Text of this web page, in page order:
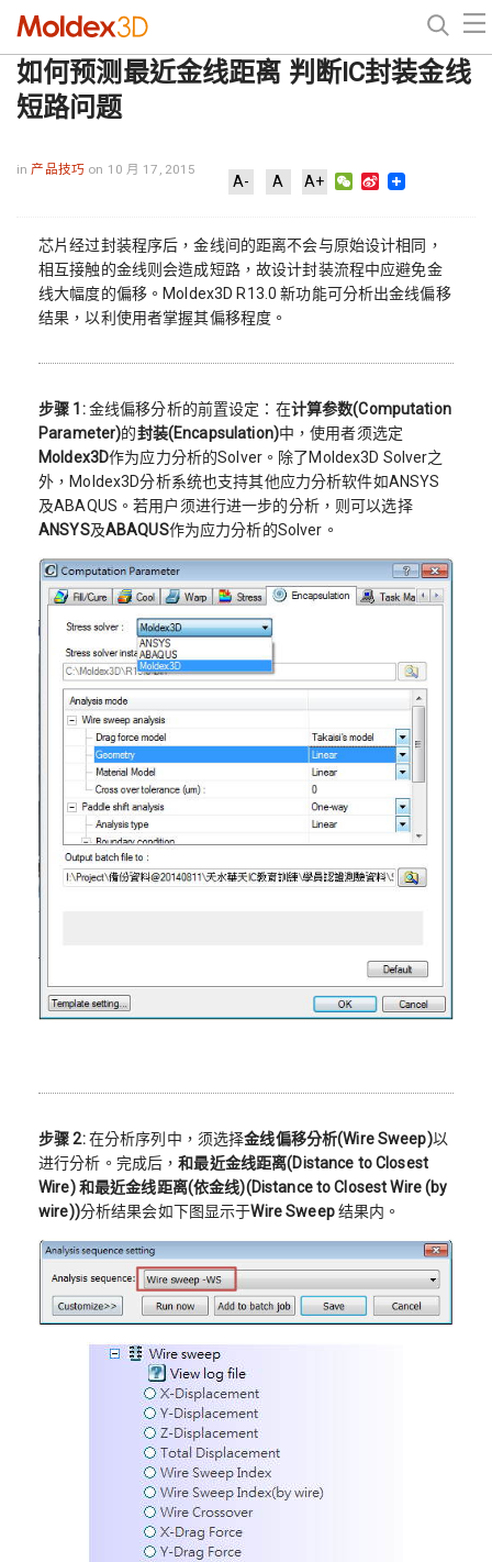
如何预测最近金线距离 判断IC封装金线
短路问题
in产品技巧 on 10 月 17, 2015
A- A A+ WeChat
Sina
芯片经过封装程序后，金线间的距离不会与原始设计相同，
相互接触的金线则会造成短路，故设计封装流程中应避免金
线大幅度的偏移。Moldex3D R13.0 新功能可分析出金线偏移
结果，以利使用者掌握其偏移程度。
步骤 1:金线偏移分析的前置设定：在计算参数(Computation
Parameter)的封装(Encapsulation)中，使用者须选定
Moldex3D作为应力分析的Solver。除了Moldex3D Solver之
外，Moldex3D分析系统也支持其他应力分析软件如ANSYS
及ABAQUS。若用户须进行进一步的分析，则可以选择
ANSYS及ABAQUS作为应力分析的Solver。
步骤 2:在分析序列中，须选择金线偏移分析(Wire Sweep)以
进行分析。完成后，和最近金线距离(Distance to Closest
Wire)和最近金线距离(依金线)(Distance to Closest Wire (by
wire))分析结果会如下图显示于Wire Sweep结果内。